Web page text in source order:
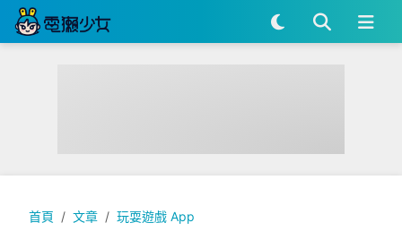
首頁 文章 玩耍遊戲 App
[Android] [iOS] 2048建築物版?!『World Maker』你打造了